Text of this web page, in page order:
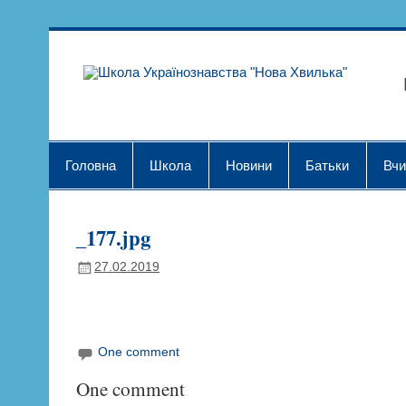
Головна Школа Новини Батьки
_177.jpg
27.02.2019
One comment
One comment